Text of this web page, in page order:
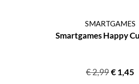
SMARTGAMES
Smartgames Happy
€2,99€1,45